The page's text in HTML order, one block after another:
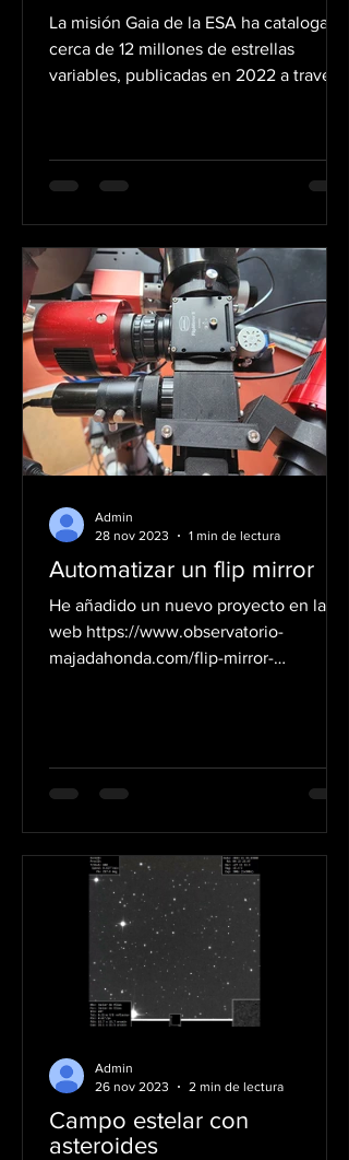
La misión Gaia de la ESA ha catalogado
cerca de 12 millones de estrellas
variables, publicadas en 2022 a través
Automatizar un flip mirror
He añadido un nuevo proyecto en la
web https://www.observatorio-
majadahonda.com/flip-mirror-
Admin
28 nov 2023
1 min de lectura
Campo estelar con
asteroides
Admin
26 nov 2023
2 min de lectura